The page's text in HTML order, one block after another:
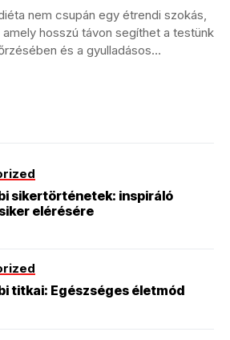
nem csupán egy étrendi szokás,
hosszú távon segíthet a testünk
és a gyulladásos
sikertörténetek: inspiráló
elérésére
titkai: Egészséges életmód